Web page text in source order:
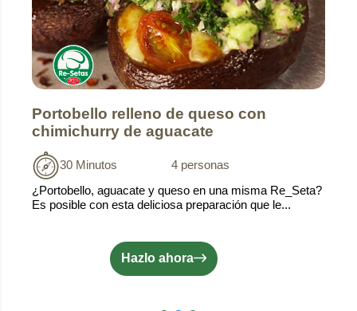
Portobello relleno de queso con
chimichurry de aguacate
30 Minutos
4 personas
¿Portobello, aguacate y queso en una misma Re_Seta?
Es posible con esta deliciosa preparación que le...
Hazlo ahora